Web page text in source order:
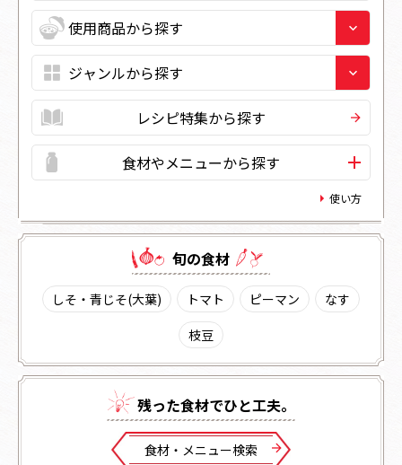
レシピ特集から探す
食材やメニューから探す
使い方
旬の⾷材
しそ・青じそ(大葉) トマト ピーマン
なす
枝豆
残った⾷材でひと⼯夫。
⾷材・メニュー検索